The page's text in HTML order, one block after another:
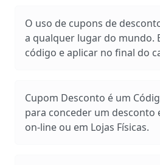
O uso de cupons de
a qualquer lugar do mundo.
código e aplicar no final do
Cupom Desconto é um
para conceder um desconto
on-line ou em Lojas Físicas.